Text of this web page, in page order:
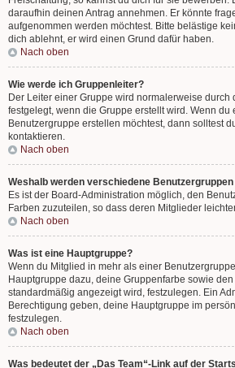
daraufhin deinen Antrag annehmen. Er könnte
aufgenommen werden möchtest. Bitte belästige
dich ablehnt, er wird einen Grund dafür haben.
Nach oben
Wie werde ich Gruppenleiter?
Der Leiter einer Gruppe wird normalerweise durch
festgelegt, wenn die Gruppe erstellt wird. Wenn du
Benutzergruppe erstellen möchtest, dann solltest
kontaktieren.
Nach oben
Weshalb werden verschiedene
Es ist der Board-Administration möglich, den
Farben zuzuteilen, so dass deren Mitglieder
Nach oben
Was ist eine Hauptgruppe?
Wenn du Mitglied in mehr als einer
Hauptgruppe dazu, deine Gruppenfarbe sowie
standardmäßig angezeigt wird, festzulegen. Ein
Berechtigung geben, deine Hauptgruppe im
festzulegen.
Nach oben
Was bedeutet der „Das Team“-Link auf der